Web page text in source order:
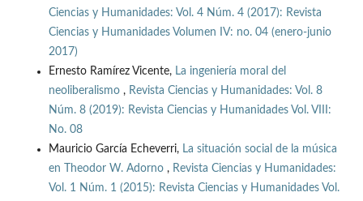
Ciencias y Humanidades: Vol. 4 Núm. 4 (2017): Revista
Ciencias y Humanidades Volumen IV: no. 04 (enero-junio
2017)
Ernesto Ramírez Vicente, La ingeniería moral del
neoliberalismo , Revista Ciencias y Humanidades: Vol. 8
Núm. 8 (2019): Revista Ciencias y Humanidades Vol. VIII:
No. 08
Mauricio García Echeverri, La situación social de la música
en Theodor W. Adorno , Revista Ciencias y Humanidades:
Vol. 1 Núm. 1 (2015): Revista Ciencias y Humanidades Vol.